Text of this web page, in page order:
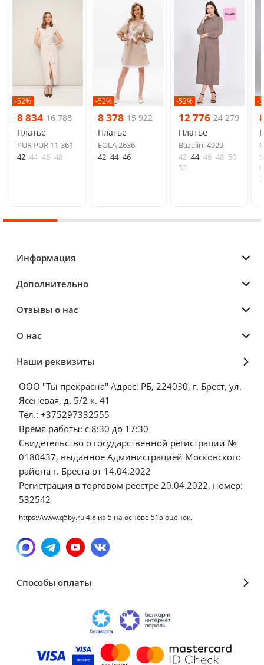
-52%
8 834 16 788
Платье
PUR PUR 11-361
42 44 46 48
-52%
8 378 15 922
Платье
EOLA 2636
42 44 46
-52%
12 776 24 279
Платье
Bazalini 4929
42 44 46 48 50
52
-
Информация
Дополнительно
Отзывы о нас
О нас
Наши реквизиты
ООО "Ты прекрасна" Адрес: РБ, 224030, г. Брест, ул.
Ясеневая, д. 5/2 к. 41
Тел.: +375297332555
Время работы: с 8:30 до 17:30
Свидетельство о государственной регистрации №
0180437, выданное Администрацией Московского
района г. Бреста от 14.04.2022
Регистрация в торговом реестре 20.04.2022, номер:
532542
https://www.q5by.ru4.8 из5 на основе 515оценок.
Способы оплаты